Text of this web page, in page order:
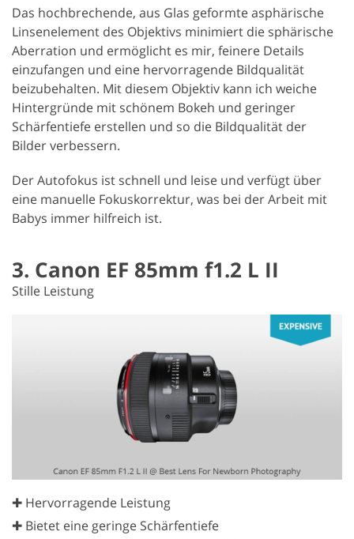
Das hochbrechende, aus Glas geformte asphärische
Linsenelement des Objektivs minimiert die sphärische
Aberration und ermöglicht es mir, feinere Details
einzufangen und eine hervorragende Bildqualität
beizubehalten. Mit diesem Objektiv kann ich weiche
Hintergründe mit schönem Bokeh und geringer
Schärfentiefe erstellen und so die Bildqualität der
Bilder verbessern.
Der Autofokus ist schnell und leise und verfügt über
eine manuelle Fokuskorrektur, was bei der Arbeit mit
Babys immer hilfreich ist.
3. Canon EF 85mm f1.2 L II
Stille Leistung
✚ Hervorragende Leistung
✚ Bietet eine geringe Schärfentiefe